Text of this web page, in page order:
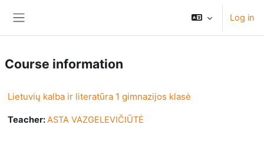
Log in
Course information
Lietuvių kalba ir literatūra 1 gimnazijos klasė
Teacher:ASTA VAZGELEVIČIŪTĖ